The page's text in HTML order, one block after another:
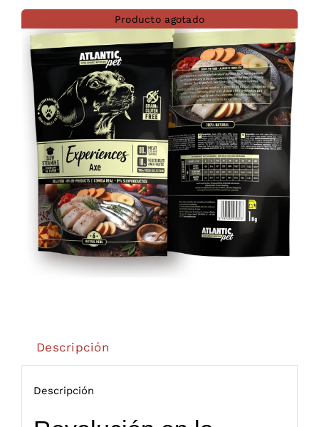
Antiparasitarios
Arenas
Descanso
Super Ofertas
Contacto
Producto agotado
Descripción
Descripción